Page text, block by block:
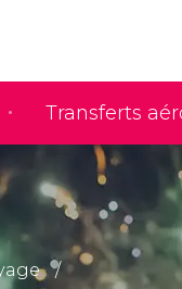
Transferts